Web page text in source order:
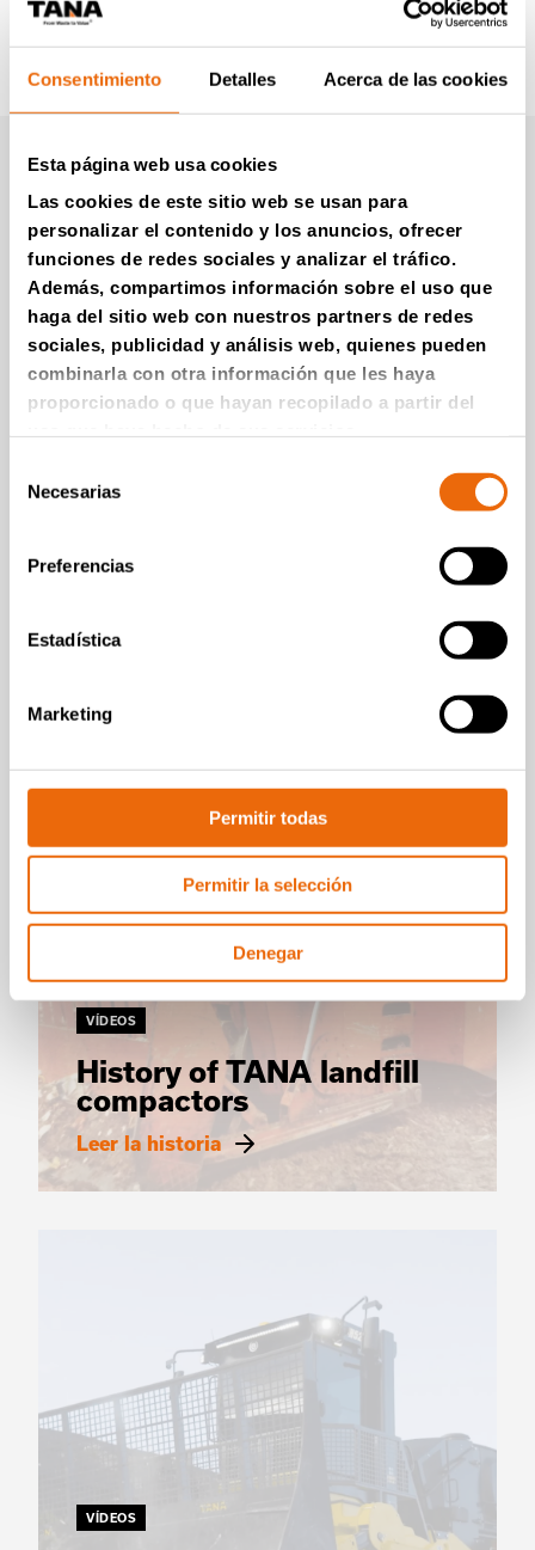
Consentimiento Detalles Acerca de las cookies
Esta página web usa cookies
Las cookies de este sitio web se usan para
personalizar el contenido y los anuncios, ofrecer
funciones de redes sociales y analizar el tráfico.
Además, compartimos información sobre el uso que
haga del sitio web con nuestros partners de redes
sociales, publicidad y análisis web, quienes pueden
combinarla con otra información que les haya
proporcionado o que hayan recopilado a partir del
deNecesarias
Preferencias
Estadística
Marketing
Permitir todas
Permitir la selección
Denegar
compactador de relleno
Leer la historia
VÍDEOS
History of TANA landfill
compactors
Leer la historia
VÍDEOS